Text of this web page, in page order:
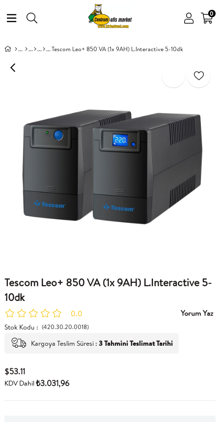
0
Tescom Leo+ 850 VA (1x 9AH) L.Interactive 5-10dk
Tescom Leo+ 850 VA (1x 9AH) L.Interactive 5-
10dk
0.0 Yorum Yaz
Stok Kodu (420.30.20.0018)
Kargoya Teslim Süresi : 3 Tahmini Teslimat Tarihi
$53.11
KDV Dahil₺3.031,96